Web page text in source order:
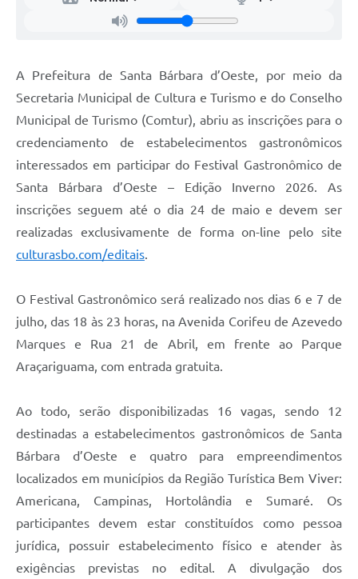
Contato
Plano Municipal de Segurança Pública
Plano de Contratações Anuais
A Prefeitura de Santa Bárbara d’Oeste, por meio da
Secretaria Municipal de Cultura e Turismo e do Conselho
Municipal de Turismo (Comtur), abriu as inscrições para o
credenciamento de estabelecimentos gastronômicos
interessados em participar do Festival Gastronômico de
Santa Bárbara d’Oeste – Edição Inverno 2026. As
inscrições seguem até o dia 24 de maio e devem ser
realizadas exclusivamente de forma on-line pelo site
culturasbo.com/editais
O Festival Gastronômico será realizado nos dias 6 e 7 de
julho, das 18 às 23 horas, na Avenida Corifeu de Azevedo
Marques e Rua 21 de Abril, em frente ao Parque
Araçariguama, com entrada gratuita.
Ao todo, serão disponibilizadas 16 vagas, sendo 12
destinadas a estabelecimentos gastronômicos de Santa
Bárbara d’Oeste e quatro para empreendimentos
localizados em municípios da Região Turística Bem Viver:
Americana, Campinas, Hortolândia e Sumaré. Os
participantes devem estar constituídos como pessoa
jurídica, possuir estabelecimento físico e atender às
exigências previstas no edital. A divulgação dos